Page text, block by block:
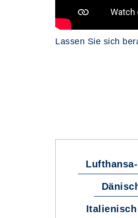
Lassen Sie sich
Italienisch